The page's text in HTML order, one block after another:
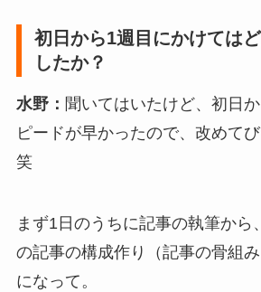
初日から1週目にかけては
したか？
水野： 聞いてはいたけど、初日
ピードが早かったので、改めて
笑
まず1日のうちに記事の執筆から
の記事の構成作り（記事の骨組
になって。